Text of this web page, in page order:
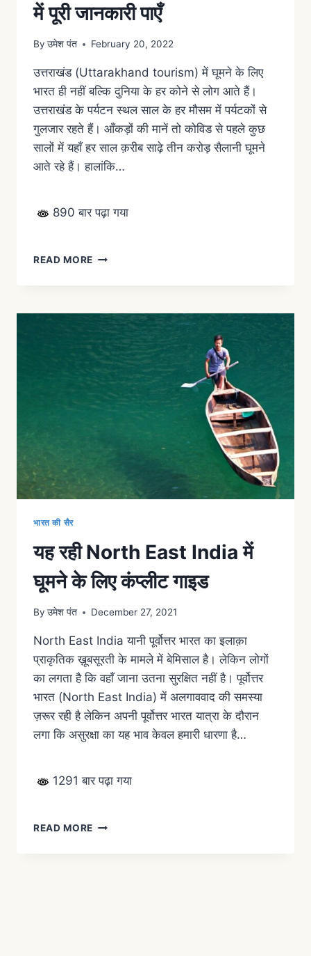
में पूरी जानकारी पाएँ
By उमेश पंत February 20, 2022
उत्तराखंड (Uttarakhand tourism) में घूमने के लिए
भारत ही नहीं बल्कि दुनिया के हर कोने से लोग आते हैं।
उत्तराखंड के पर्यटन स्थल साल के हर मौसम में पर्यटकों से
गुलजार रहते हैं। आँकड़ों की मानें तो कोविड से पहले कुछ
सालों में यहाँ हर साल क़रीब साढ़े तीन करोड़ सैलानी घूमने
आते रहे हैं। हालांकि…
890 बार पढ़ा गया
READ MORE
भारत की सैर
यह रही North East India में
घूमने के लिए कंप्लीट गाइड
By उमेश पंत December 27, 2021
North East India यानी पूर्वोत्तर भारत का इलाक़ा
प्राकृतिक ख़ूबसूरती के मामले में बेमिसाल है। लेकिन लोगों
का लगता है कि वहाँ जाना उतना सुरक्षित नहीं है। पूर्वोत्तर
भारत (North East India) में अलगाववाद की समस्या
ज़रूर रही है लेकिन अपनी पूर्वोत्तर भारत यात्रा के दौरान
लगा कि असुरक्षा का यह भाव केवल हमारी धारणा है…
1291 बार पढ़ा गया
READ MORE